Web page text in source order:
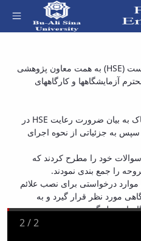
About
Dean
of
Faculty
Gallery
Contact
us
Structure
of the
Research
of
Industrial
Research
Production
System
Journal
of
سلامت ، ایمنی و محیط
زیست (HSE) در دانشکده مهندسی - دانشکده
جلسه سلامت ، ایمنی و محیط زیست (HSE) به همت معاون پژوهشی
آزمایشگاهها و کارگاههای
در ابتدای جلسه جناب آقای دکتر پاک به بیان ضرورت رعایت HSE در
سپس به جزئیاتی از نحوه اجرای
خود را مطرح کردند که
را جمع بندی نمودند.
موارد درخواستی برای نصب علائم
مورد نظر قرار گیرد و به
تحویل گردد.
2/2